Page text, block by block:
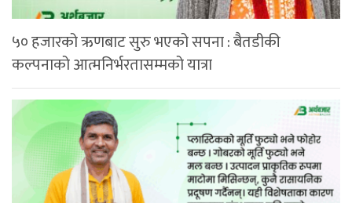
५० हजारको ऋणबाट सुरु भएको सपना : बैतडीकी
कल्पनाको आत्मनिर्भरतासम्मको यात्रा